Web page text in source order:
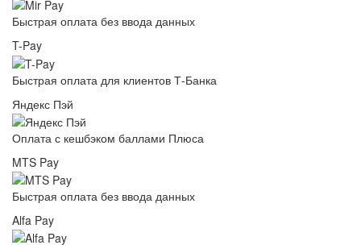
Быстрая оплата без ввода данных
T-Pay
Быстрая оплата для клиентов Т-Банка
Яндекс Пэй
Оплата с кешбэком баллами Плюса
MTS Pay
Быстрая оплата без ввода данных
Alfa Pay